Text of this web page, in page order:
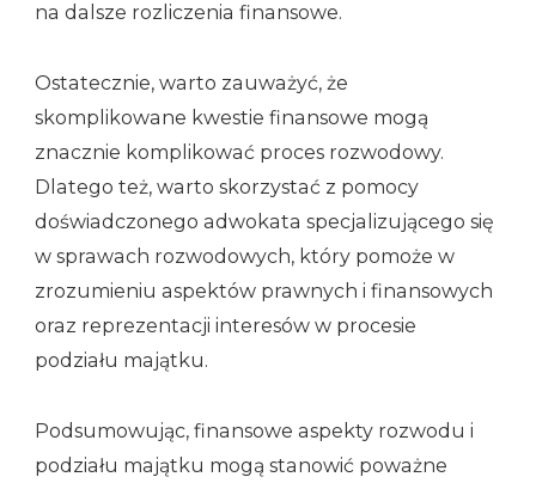
na dalsze rozliczenia finansowe.
Ostatecznie, warto zauważyć, że
skomplikowane kwestie finansowe mogą
znacznie komplikować proces rozwodowy.
Dlatego też, warto skorzystać z pomocy
doświadczonego adwokata specjalizującego się
w sprawach rozwodowych, który pomoże w
zrozumieniu aspektów prawnych i finansowych
oraz reprezentacji interesów w procesie
podziału majątku.
Podsumowując, finansowe aspekty rozwodu i
podziału majątku mogą stanowić poważne